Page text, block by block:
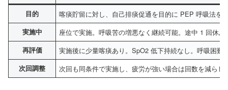
目的 喀痰貯留に対し、自己排痰促通を目的に PEP 呼吸法を
実施中 座位で実施。呼吸苦の増悪なく継続可能。途中 1 回休息
再評価 実施後に少量喀痰あり。SpO2 低下持続なし。呼吸困難
次回調整 次回も同条件で実施し、疲労が強い場合は回数を減らし